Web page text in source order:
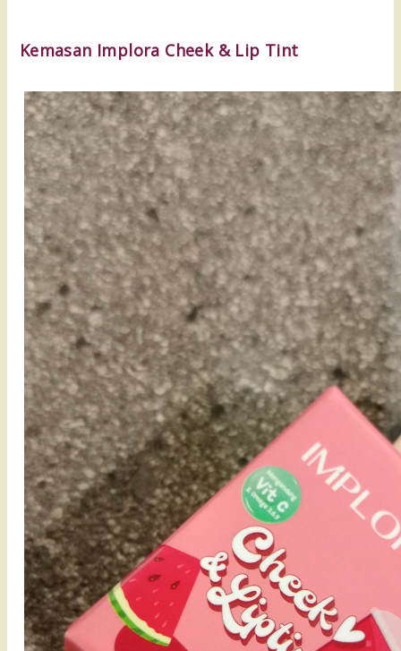
Kemasan Implora Cheek & Lip Tint